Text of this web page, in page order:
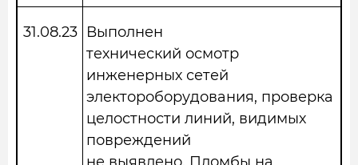
31.08.23
Выполнен
технический осмотр
инженерных сетей
электороборудования, проверка
целостности линий, видимых
повреждений